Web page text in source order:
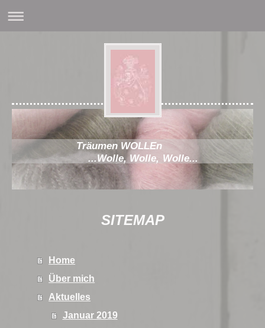
Träumen WOLLEn
...Wolle, Wolle, Wolle...
SITEMAP
Home
Über mich
Aktuelles
Januar 2019